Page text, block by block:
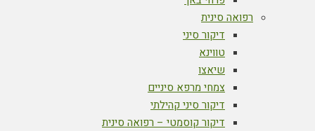
רפואה סינית
דיקור סיני
טווינא
שיאצו
צמחי מרפא סיניים
דיקור סיני קהילתי
דיקור קוסמטי – רפואה סינית